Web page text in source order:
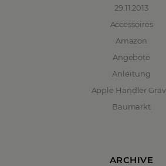
29.11.2013
Accessoires
Amazon
Angebote
Anleitung
Apple Händler
Baumarkt
ARCHIVE